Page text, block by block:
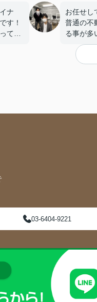
ナ
す！
てオ
お任せし
普通の不
る事が多
木原さ
とした
一緒に
ご紹介
03-6404-9221